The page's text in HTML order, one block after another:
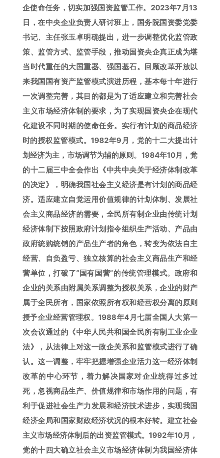
企使命任务，切实加强国资监管工作。2023年7月13
日，在中央企业负责人研讨班上，国务院国资委党委
书记、主任张玉卓明确提出，进一步调整优化监管政
策、监管方式、监管手段，推动国资央企真正成为堪
当时代重任的大国重器、强国基石。回顾改革开放以
来我国国有资产监管模式演进历程，基本每十年进行
一次调整完善，其目的都是为了适应建立和完善社会
主义市场经济体制的要求，为了实现国资央企在现代
化建设不同时期的使命任务。 实行有计划的商品经济
时的授权监管模式。1982年9月，党的十二大提出计
划经济为主，市场调节为辅的原则。1984年10月，党
的十二届三中全会作出《中共中央关于经济体制改革
的决定》，明确我国社会主义经济是有计划的商品经
济。适应建立自觉运用价值规律的计划体制、发展社
会主义商品经济的需要，全民所有制企业由传统计划
经济体制下按照政府计划指令组织生产活动、产品由
政府统购统销的产品生产者的角色，转变为依法自主
经营、自负盈亏、独立核算的社会主义商品生产和经
营单位，打破了“国有国营”的传统管理模式。政府和
企业的关系由附属关系调整为授权关系，企业的财产
属于全民所有，国家依照所有权和经营权分离的原则
授予企业经营管理权。1988年4月七届全国人大第一
次会议通过的《中华人民共和国全民所有制工业企业
法》，从法律上对这一政企关系和监管模式进行了确
认。这一调整，牢牢把握增强企业活力这一经济体制
改革的中心环节，着力解决国家对企业统得过多过
死，忽视商品生产、价值规律和市场作用的问题，有
利于促进社会生产力发展和经济技术进步，实现我国
经济全局和国家财政经济状况的根本好转。 建立社会
主义市场经济体制后的出资监管模式。1992年10月，
党的十四大确立社会主义市场经济体制为我国经济体